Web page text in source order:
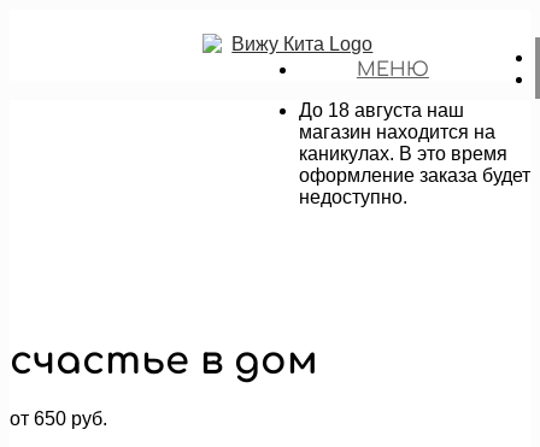
МЕНЮ
До 18 августа наш
магазин находится на
каникулах. В это время
оформление заказа будет
недоступно.
счастье в дом
от 650 руб.